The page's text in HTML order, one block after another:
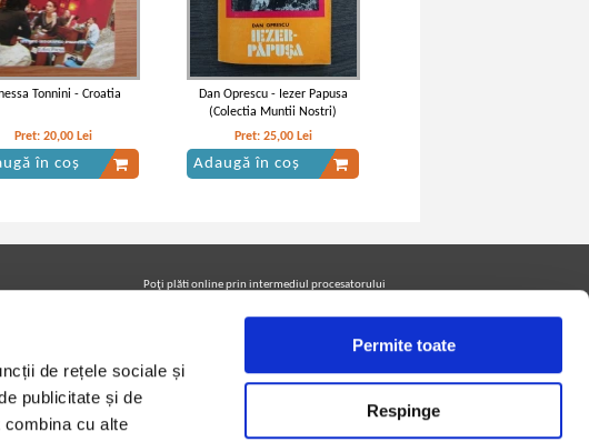
de rețele sociale și
publicitate și de
cu alte
Permite toate
Respinge
Tonnini - Croatia
Pret: 20,00 Lei
în coș
Dan Oprescu - Iezer Papusa
(Colectia Muntii Nostri)
Pret: 25,00 Lei
Adaugă în coș
Poţi plăti online prin intermediul procesatorului
Urmăreşte-ne pe facebook pentru a fi la curent cu